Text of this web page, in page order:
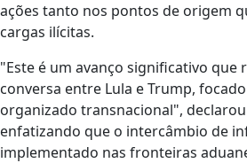
ações tanto nos pontos de origem
cargas ilícitas.
"Este é um avanço significativo que
conversa entre Lula e Trump,
organizado transnacional",
enfatizando que o intercâmbio de
implementado nas fronteiras